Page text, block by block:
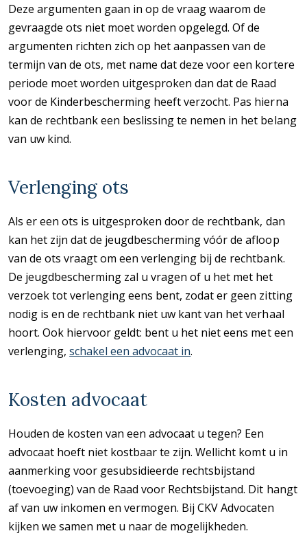
Deze argumenten gaan in op de vraag waarom de
gevraagde ots niet moet worden opgelegd. Of de
argumenten richten zich op het aanpassen van de
termijn van de ots, met name dat deze voor een kortere
periode moet worden uitgesproken dan dat de Raad
voor de Kinderbescherming heeft verzocht. Pas hierna
kan de rechtbank een beslissing te nemen in het belang
van uw kind.
Verlenging ots
Als er een ots is uitgesproken door de rechtbank, dan
kan het zijn dat de jeugdbescherming vóór de afloop
van de ots vraagt om een verlenging bij de rechtbank.
De jeugdbescherming zal u vragen of u het met het
verzoek tot verlenging eens bent, zodat er geen zitting
nodig is en de rechtbank niet uw kant van het verhaal
hoort. Ook hiervoor geldt: bent u het niet eens met een
verlenging,schakel een advocaat in.
Kosten advocaat
Houden de kosten van een advocaat u tegen? Een
advocaat hoeft niet kostbaar te zijn. Wellicht komt u in
aanmerking voor gesubsidieerde rechtsbijstand
(toevoeging) van de Raad voor Rechtsbijstand. Dit hangt
af van uw inkomen en vermogen. Bij CKV Advocaten
kijken we samen met u naar de mogelijkheden.